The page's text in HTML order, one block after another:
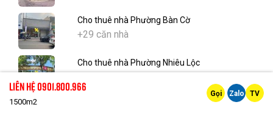
Cho thuê nhà Phường Bàn Cờ
+29 căn nhà
Cho thuê nhà Phường Nhiêu Lộc
Liên hệ 0901.800.966
1500m2
Gọi Zalo TV